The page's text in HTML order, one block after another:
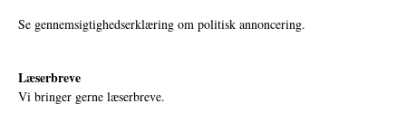
Se gennemsigtighedserklæring om politisk annoncering.
Læserbreve
Vi bringer gerne læserbreve.